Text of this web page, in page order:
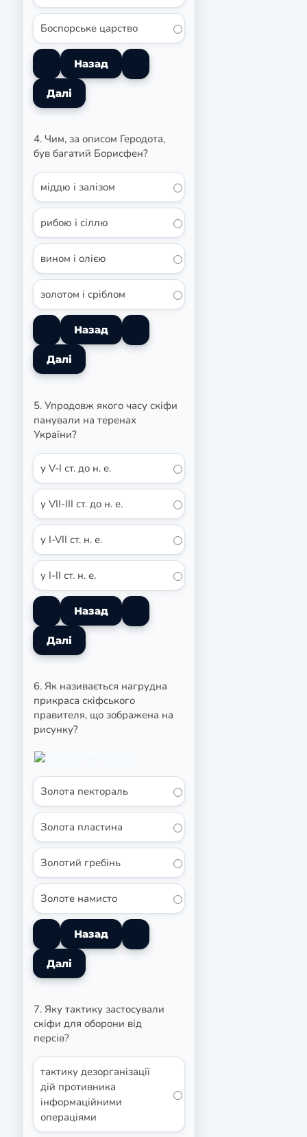
Боспорське царство
4. Чим, за описом Геродота,
був багатий Борисфен?
міддю і залізом
рибою і сіллю
вином і олією
золотом і сріблом
5. Упродовж якого часу скіфи
панували на теренах
України?
у V-I ст. до н. е.
у VII-III ст. до н. е.
у I-VII ст. н. е.
у I-II ст. н. е.
6. Як називається нагрудна
прикраса скіфського
правителя, що зображена на
рисунку?
Золота пектораль
Золота пластина
Золотий гребінь
Золоте намисто
7. Яку тактику застосували
скіфи для оборони від
персів?
тактику дезорганізації
дій противника
інформаційними
операціями